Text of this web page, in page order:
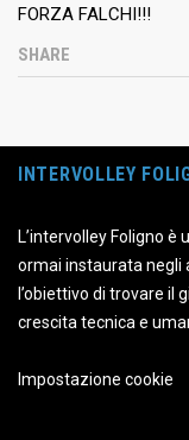
FORZA FALCHI!!!
SHARE
INTERVOLLEY
L’intervolley Foligno
ormai instaurata negli
l’obiettivo di trovare il
crescita tecnica e
Impostazione cookie